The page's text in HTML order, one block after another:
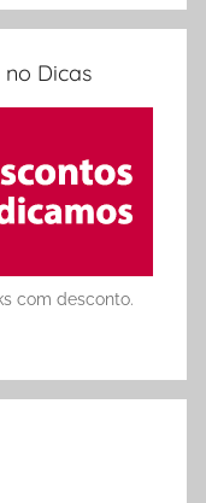
Dicas
com desconto.